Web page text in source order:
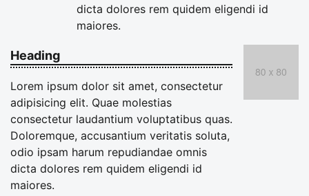
dicta dolores rem quidem eligendi id
maiores.
Heading
Lorem ipsum dolor sit amet, consectetur
adipisicing elit. Quae molestias
consectetur laudantium voluptatibus quas.
Doloremque, accusantium veritatis soluta,
odio ipsam harum repudiandae omnis
dicta dolores rem quidem eligendi id
maiores.